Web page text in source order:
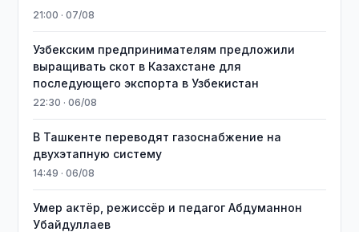
21:00 · 07/08
Узбекским предпринимателям предложили
выращивать скот в Казахстане для
последующего экспорта в Узбекистан
22:30 · 06/08
В Ташкенте переводят газоснабжение на
двухэтапную систему
14:49 · 06/08
Умер актёр, режиссёр и педагог Абдуманнон
Убайдуллаев